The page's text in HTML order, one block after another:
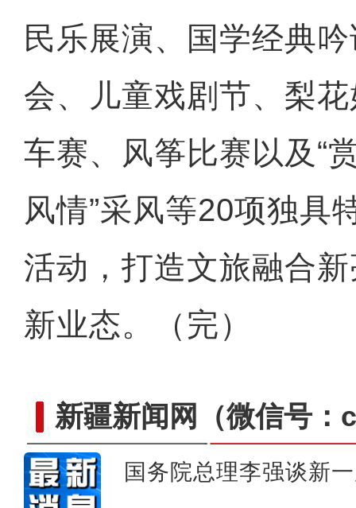
民乐展演、国学经典
会、儿童戏剧节、梨
车赛、风筝比赛以及“
风情”采风等20项独具
活动，打造文旅融合
新业态。（完）
新疆新闻网 （微信号
国务院总理李强谈新